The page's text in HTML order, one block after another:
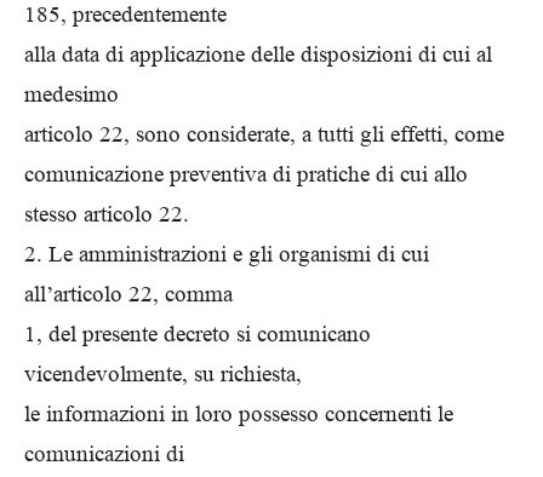
185, precedentemente
alla data di applicazione delle disposizioni di cui al
medesimo
articolo 22, sono considerate, a tutti gli effetti, come
comunicazione preventiva di pratiche di cui allo
stesso articolo 22.
2. Le amministrazioni e gli organismi di cui
all’articolo 22, comma
1, del presente decreto si comunicano
vicendevolmente, su richiesta,
le informazioni in loro possesso concernenti le
comunicazioni di